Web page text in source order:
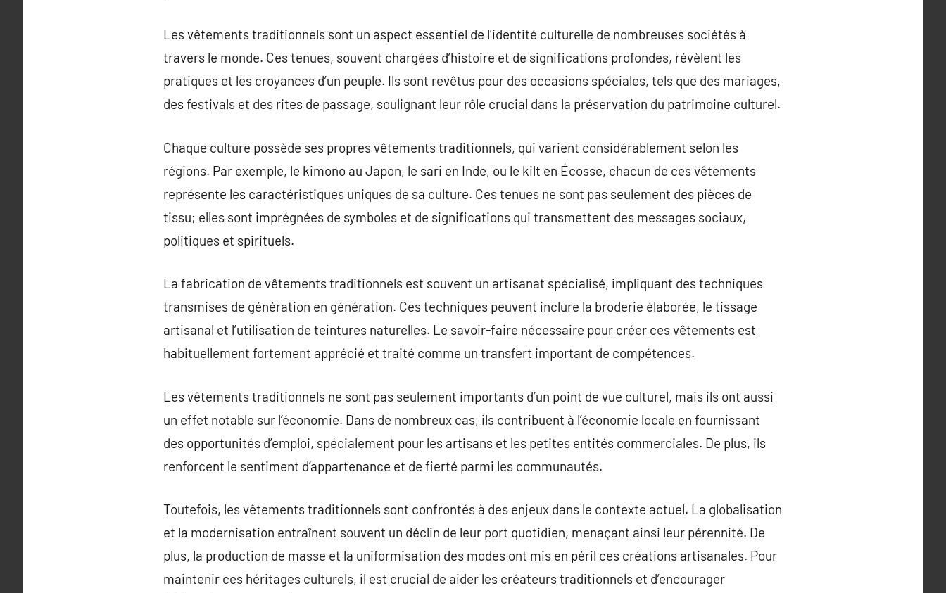
Les vêtements traditionnels sont un aspect essentiel de l’identité culturelle de nombreuses sociétés à
travers le monde. Ces tenues, souvent chargées d’histoire et de significations profondes, révèlent les
pratiques et les croyances d’un peuple. Ils sont revêtus pour des occasions spéciales, tels que des mariages,
des festivals et des rites de passage, soulignant leur rôle crucial dans la préservation du patrimoine culturel.
Chaque culture possède ses propres vêtements traditionnels, qui varient considérablement selon les
régions. Par exemple, le kimono au Japon, le sari en Inde, ou le kilt en Écosse, chacun de ces vêtements
représente les caractéristiques uniques de sa culture. Ces tenues ne sont pas seulement des pièces de
tissu; elles sont imprégnées de symboles et de significations qui transmettent des messages sociaux,
politiques et spirituels.
La fabrication de vêtements traditionnels est souvent un artisanat spécialisé, impliquant des techniques
transmises de génération en génération. Ces techniques peuvent inclure la broderie élaborée, le tissage
artisanal et l’utilisation de teintures naturelles. Le savoir-faire nécessaire pour créer ces vêtements est
habituellement fortement apprécié et traité comme un transfert important de compétences.
Les vêtements traditionnels ne sont pas seulement importants d’un point de vue culturel, mais ils ont aussi
un effet notable sur l’économie. Dans de nombreux cas, ils contribuent à l’économie locale en fournissant
des opportunités d’emploi, spécialement pour les artisans et les petites entités commerciales. De plus, ils
renforcent le sentiment d’appartenance et de fierté parmi les communautés.
Toutefois, les vêtements traditionnels sont confrontés à des enjeux dans le contexte actuel. La globalisation
et la modernisation entraînent souvent un déclin de leur port quotidien, menaçant ainsi leur pérennité. De
plus, la production de masse et la uniformisation des modes ont mis en péril ces créations artisanales. Pour
maintenir ces héritages culturels, il est crucial de aider les créateurs traditionnels et d’encourager